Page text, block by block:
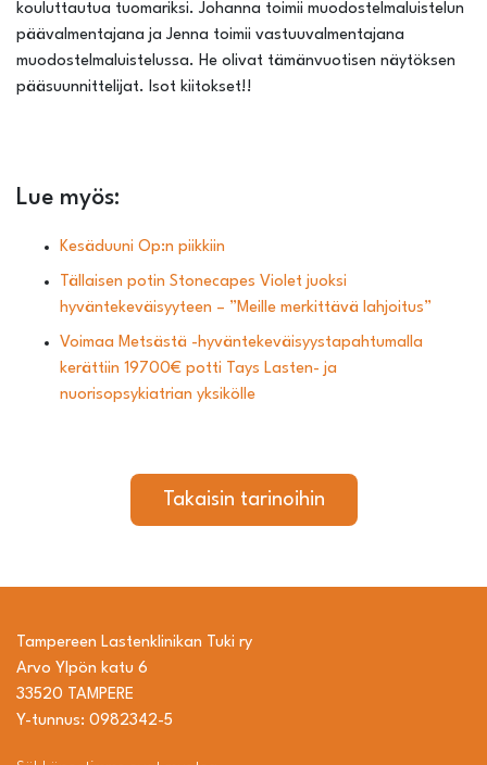
kouluttautua tuomariksi. Johanna toimii muodostelmaluistelun
päävalmentajana ja Jenna toimii vastuuvalmentajana
muodostelmaluistelussa. He olivat tämänvuotisen näytöksen
pääsuunnittelijat. Isot kiitokset!!
Lue myös:
Kesäduuni Op:n piikkiin
Tällaisen potin Stonecapes Violet juoksi
hyväntekeväisyyteen – ”Meille merkittävä lahjoitus”
Voimaa Metsästä -hyväntekeväisyystapahtumalla
kerättiin 19700€ potti Tays Lasten- ja
nuorisopsykiatrian yksikölle
Takaisin tarinoihin
Tampereen Lastenklinikan Tuki ry
Arvo Ylpön katu 6
33520 TAMPERE
Y-tunnus: 0982342-5